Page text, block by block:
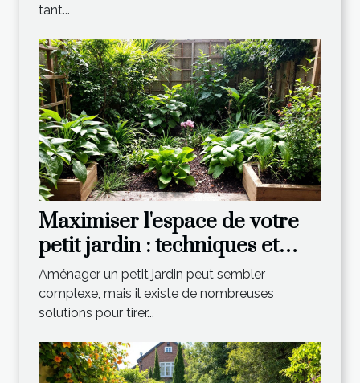
tant...
Maximiser l'espace de votre
petit jardin : techniques et
astuces
Aménager un petit jardin peut sembler
complexe, mais il existe de nombreuses
solutions pour tirer...